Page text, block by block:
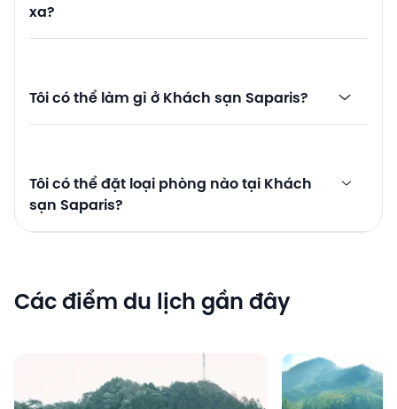
xa?
Tôi có thể làm gì ở Khách sạn Saparis?
Tôi có thể đặt loại phòng nào tại Khách
sạn Saparis?
Các điểm du lịch gần đây